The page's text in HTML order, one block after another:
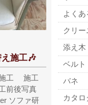
施工🎶
工 施工
前後写真
ソファ研
よくあ
クリ
添え木
ベルト
バネ
カタロ